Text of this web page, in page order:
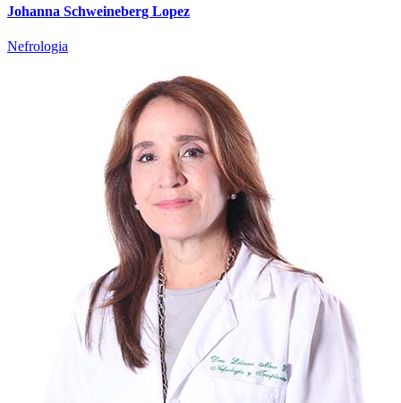
Johanna Schweineberg Lopez
Nefrologia